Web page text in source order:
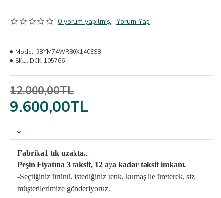
0 yorum yapılmış. -Yorum Yap
9.600,00TL
12.000,00TL
Model: 9BYM74WR80X140ESB
SKU: DCK-105766
Fabrika1 tık uzakta...
Peşin Fiyatına 3 taksit, 12 aya kadar taksit imkanı.
-Seçtiğiniz ürünü, istediğiniz renk, kumaş ile üreterek, siz
müşterilerimize gönderiyoruz.